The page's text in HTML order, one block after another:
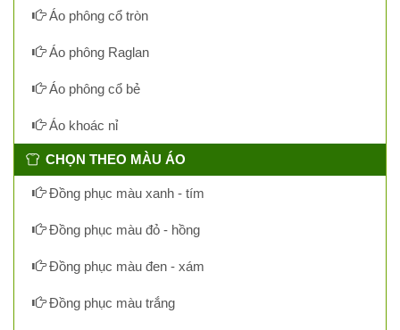
Áo phông cổ tròn
Áo phông Raglan
Áo phông cổ bẻ
Áo khoác nỉ
CHỌN THEO MÀU ÁO
Đồng phục màu xanh - tím
Đồng phục màu đỏ - hồng
Đồng phục màu đen - xám
Đồng phục màu trắng